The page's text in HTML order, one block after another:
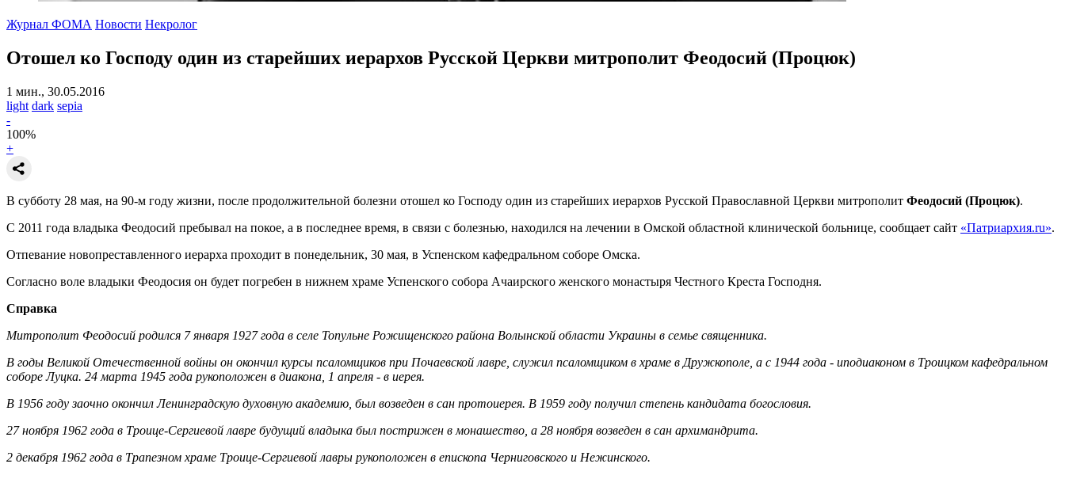
Журнал ФОМА Новости Некролог
Отошел ко Господу один из старейших иерархов Русской Церкви митрополит Феодосий (Процюк)
1 мин., 30.05.2016
light dark sepia
-
100%
+
В субботу 28 мая, на 90-м году жизни, после продолжительной болезни отошел ко Господу один из старейших иерархов Русской Православной Церкви митрополит Феодосий (Процюк).
С 2011 года владыка Феодосий пребывал на покое, а в последнее время, в связи с болезнью, находился на лечении в Омской областной клинической больнице, сообщает сайт «Патриархия.ru».
Отпевание новопреставленного иерарха проходит в понедельник, 30 мая, в Успенском кафедральном соборе Омска.
Согласно воле владыки Феодосия он будет погребен в нижнем храме Успенского собора Ачаирского женского монастыря Честного Креста Господня.
Справка
Митрополит Феодосий родился 7 января 1927 года в селе Топульне Рожищенского района Волынской области Украины в семье священника.
В годы Великой Отечественной войны он окончил курсы псаломщиков при Почаевской лавре, служил псаломщиком в храме в Дружкополе, а с 1944 года - иподиаконом в Троицком кафедральном
соборе Луцка. 24 марта 1945 года рукоположен в диакона, 1 апреля - в иерея.
В 1956 году заочно окончил Ленинградскую духовную академию, был возведен в сан протоиерея. В 1959 году получил степень кандидата богословия.
27 ноября 1962 года в Троице-Сергиевой лавре будущий владыка был пострижен в монашество, а 28 ноября возведен в сан архимандрита.
2 декабря 1962 года в Трапезном храме Троице-Сергиевой лавры рукоположен в епископа Черниговского и Нежинского.